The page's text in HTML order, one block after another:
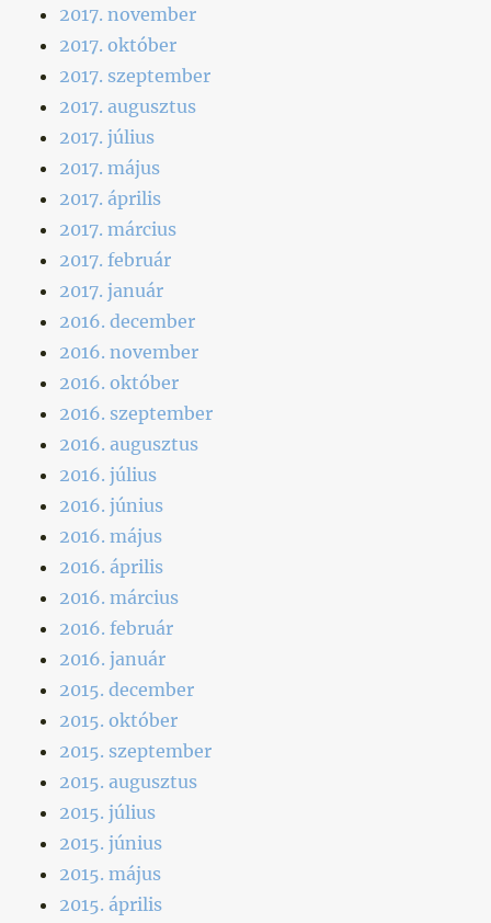
2017. november
2017. október
2017. szeptember
2017. augusztus
2017. július
2017. május
2017. április
2017. március
2017. február
2017. január
2016. december
2016. november
2016. október
2016. szeptember
2016. augusztus
2016. július
2016. június
2016. május
2016. április
2016. március
2016. február
2016. január
2015. december
2015. október
2015. szeptember
2015. augusztus
2015. július
2015. június
2015. május
2015. április